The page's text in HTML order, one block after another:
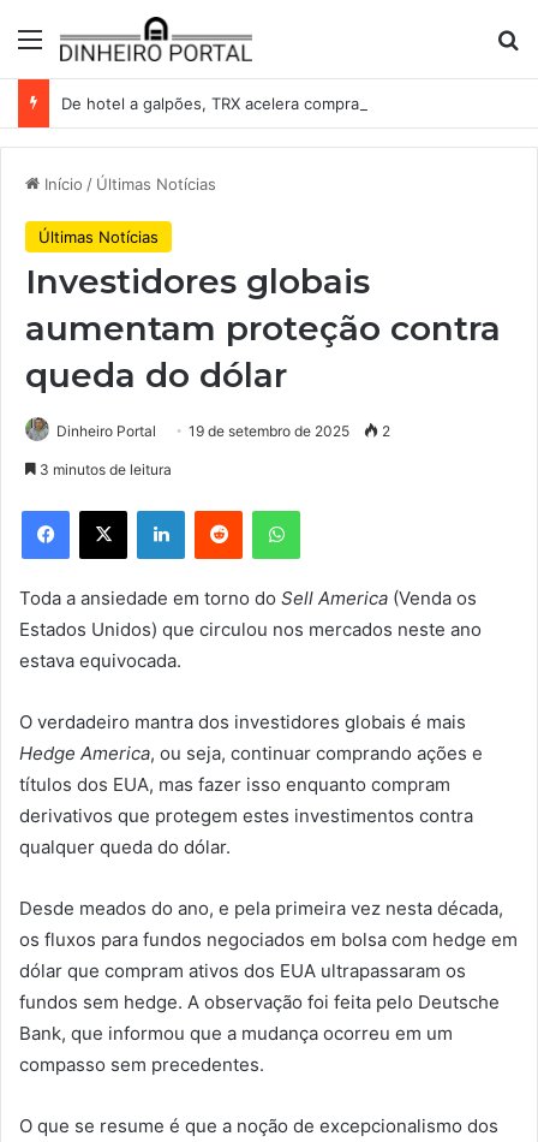
Menu
Início / Últimas Notícias
Últimas Notícias
Investidores globais
aumentam proteção contra
queda do dólar
Dinheiro Portal 19 de setembro de 2025 2
3 minutos de leitura
Facebook
X LinkedinReddit WhatsApp
Toda a ansiedade em torno do Sell America (Venda os
Estados Unidos) que circulou nos mercados neste ano
estava equivocada.
O verdadeiro mantra dos investidores globais é mais
Hedge America, ou seja, continuar comprando ações e
títulos dos EUA, mas fazer isso enquanto compram
derivativos que protegem estes investimentos contra
qualquer queda do dólar.
Desde meados do ano, e pela primeira vez nesta década,
os fluxos para fundos negociados em bolsa com hedge em
dólar que compram ativos dos EUA ultrapassaram os
fundos sem hedge. A observação foi feita pelo Deutsche
Bank, que informou que a mudança ocorreu em um
compasso sem precedentes.
O que se resume é que a noção de excepcionalismo dos